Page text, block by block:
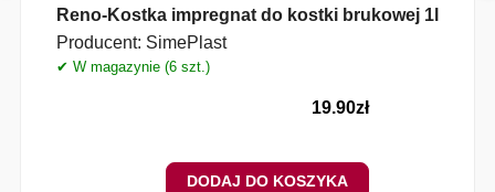
Reno-Kostka impregnat do kostki brukowej 1l
Producent: SimePlast
✔ W magazynie (6 szt.)
19.90zł
DODAJ DO KOSZYKA